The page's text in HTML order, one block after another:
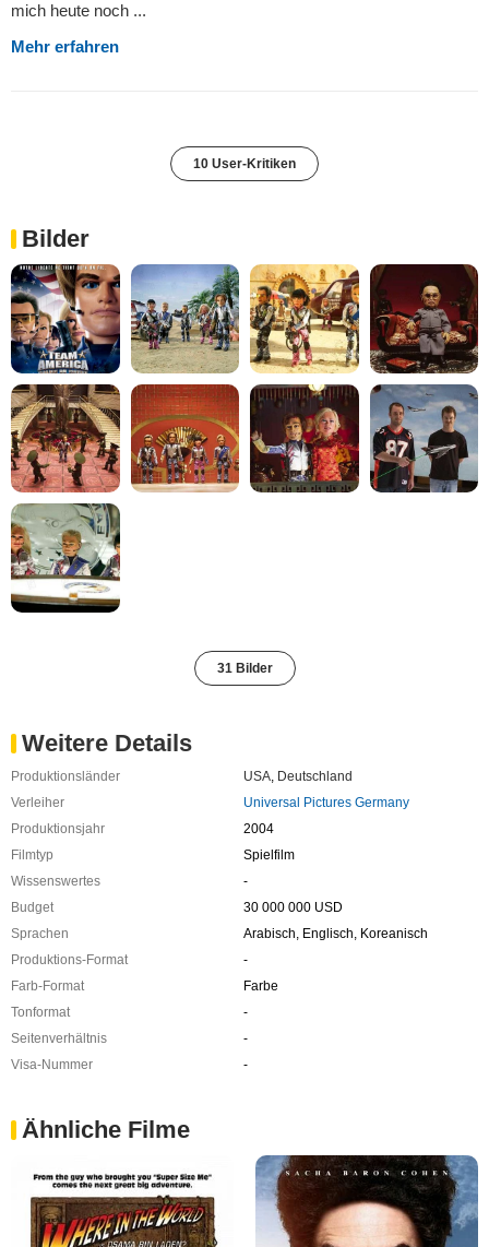
mich heute noch ...
Mehr erfahren
10 User-Kritiken
Bilder
31 Bilder
Weitere Details
Produktionsländer USA, Deutschland
Verleiher
Universal Pictures Germany
Produktionsjahr
2004
Filmtyp
Spielfilm
Wissenswertes
-
Budget
30 000 000 USD
Sprachen
Arabisch, Englisch, Koreanisch
Produktions-Format
-
Farb-Format
Farbe
Tonformat
-
Seitenverhältnis
-
Visa-Nummer
-
Ähnliche Filme